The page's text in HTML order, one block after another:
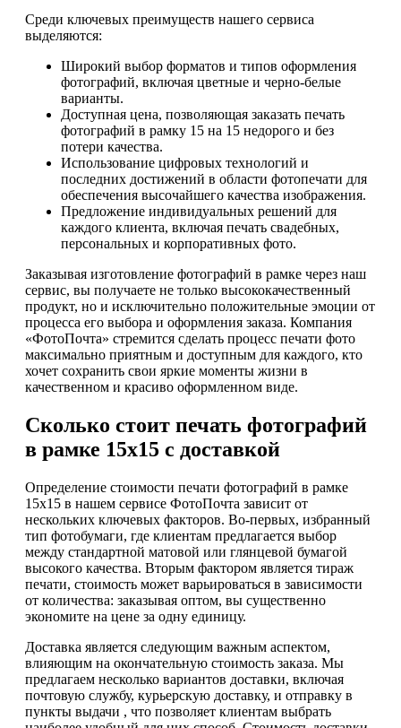
Среди ключевых преимуществ нашего сервиса
выделяются:
Широкий выбор форматов и типов оформления
фотографий, включая цветные и черно-белые
варианты.
Доступная цена, позволяющая заказать печать
фотографий в рамку 15 на 15 недорого и без
потери качества.
Использование цифровых технологий и
последних достижений в области фотопечати для
обеспечения высочайшего качества изображения.
Предложение индивидуальных решений для
каждого клиента, включая печать свадебных,
персональных и корпоративных фото.
Заказывая изготовление фотографий в рамке через наш
сервис, вы получаете не только высококачественный
продукт, но и исключительно положительные эмоции от
процесса его выбора и оформления заказа. Компания
«ФотоПочта» стремится сделать процесс печати фото
максимально приятным и доступным для каждого, кто
хочет сохранить свои яркие моменты жизни в
качественном и красиво оформленном виде.
Сколько стоит печать фотографий
в рамке 15х15 с доставкой
Определение стоимости печати фотографий в рамке
15х15 в нашем сервисе ФотоПочта зависит от
нескольких ключевых факторов. Во-первых, избранный
тип фотобумаги, где клиентам предлагается выбор
между стандартной матовой или глянцевой бумагой
высокого качества. Вторым фактором является тираж
печати, стоимость может варьироваться в зависимости
от количества: заказывая оптом, вы существенно
экономите на цене за одну единицу.
Доставка является следующим важным аспектом,
влияющим на окончательную стоимость заказа. Мы
предлагаем несколько вариантов доставки, включая
почтовую службу, курьерскую доставку, и отправку в
пункты выдачи , что позволяет клиентам выбрать